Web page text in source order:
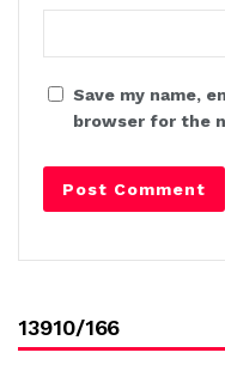
Save my name,
browser for the
13910/166